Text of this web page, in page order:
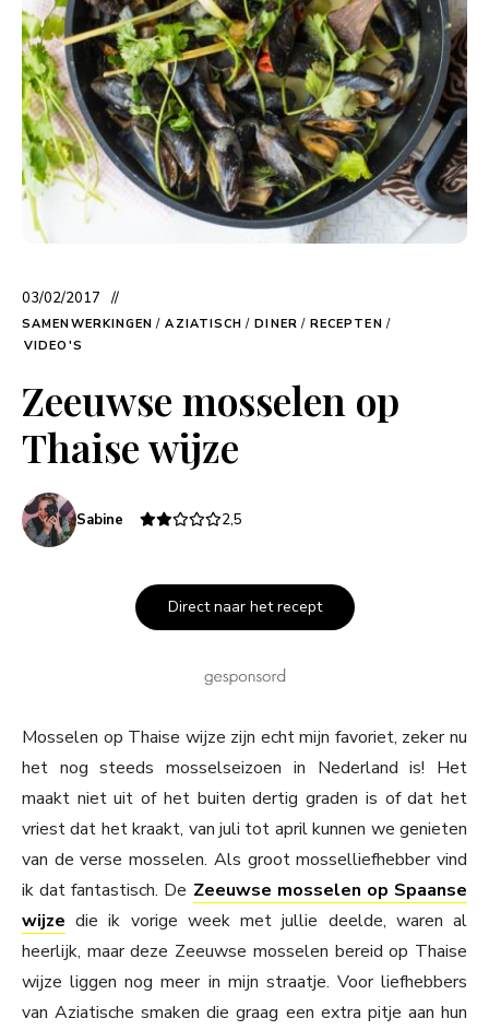
03/02/2017
SAMENWERKINGEN / AZIATISCH / DINER / RECEPTEN /
VIDEO'S
Zeeuwse mosselen op
Thaise wijze
Sabine 2,5
Direct naar het recept
Mosselen op Thaise wijze zijn echt mijn favoriet, zeker nu
het nog steeds mosselseizoen in Nederland is! Het
maakt niet uit of het buiten dertig graden is of dat het
vriest dat het kraakt, van juli tot april kunnen we genieten
van de verse mosselen. Als groot mosselliefhebber vind
ik dat fantastisch. De Zeeuwse mosselen op Spaanse
wijze die ik vorige week met jullie deelde, waren al
heerlijk, maar deze Zeeuwse mosselen bereid op Thaise
wijze liggen nog meer in mijn straatje. Voor liefhebbers
van Aziatische smaken die graag een extra pitje aan hun